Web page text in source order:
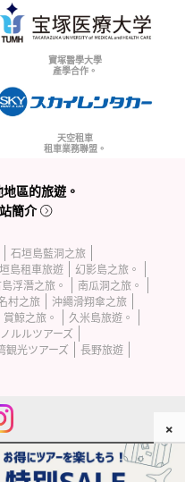
寶塚醫學大學
產學合作。
天空租車
租車業務聯盟。
區的旅遊。
簡介
石垣島藍洞之旅
島租車旅遊
幻影島之旅。
浮潛之旅。
南瓜洞之旅。
村之旅
沖繩滑翔傘之旅
賞鯨之旅。
久米島旅遊。
ルルツアーズ
観光ツアーズ
長野旅遊
保留所有權利。.
×